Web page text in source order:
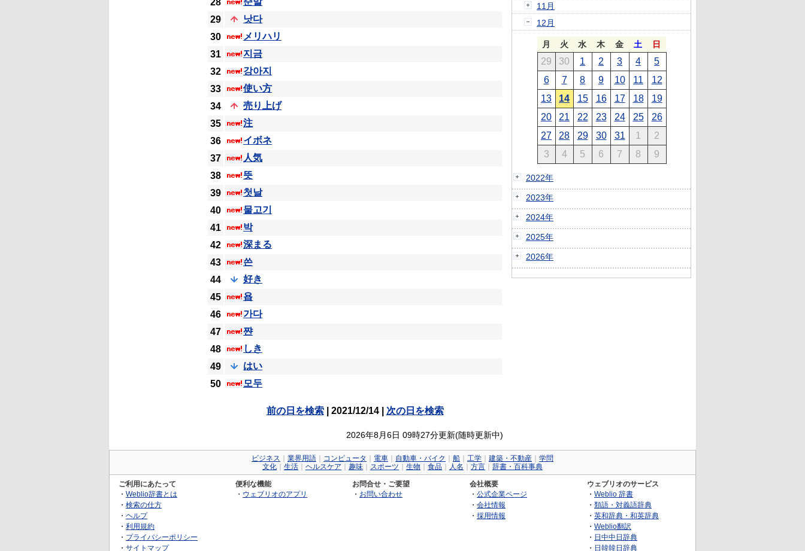
28
29
낫다
30
メリハリ
31
지금
32
강아지
33
使い方
34
売り上げ
35
注
36
イボネ
37
人気
38
뜻
39
첫날
40
물고기
41
박
42
深まる
43
쓴
44
好き
45
욥
46
가다
47
쨘
48
しき
49
はい
50
모두
前の日を検索| 2021/12/14 | 次の日を検索
2026年8月6日 09時27分更新(随時更新中)
11月
12月
月 火 水 木 金 土 日
29 30 1 2 3 4
5
6
7 8 9 10 11
12
13
14 15 16 17 18
19
20
21 22 23 24 25
26
27
28 29 30 31 1
2
3
4 5 6 7 8 9
2022年
2023年
2024年
2025年
2026年
ビジネス 業界用語 コンピュータ 電車 自動車・バイク 船 工学 建築・不動産
学問
文化
生活 ヘルスケア 趣味 スポーツ 生物 食品 人名 方言 辞書・百科事典
ご利用にあたって
・ Weblio辞書とは
・ 検索の仕方
・ ヘルプ
・ 利用規約
・ プライバシーポリシー
・ サイトマップ
便利な機能
・ ウェブリオのアプリ
お問合せ・ご要望
・ お問い合わせ
会社概要
・ 公式企業ページ
・ 会社情報
・ 採用情報
ウェブリオのサービス
・ Weblio 辞書
・ 類語・対義語辞典
・ 英和辞典・和英辞典
・ Weblio翻訳
・ 日中中日辞典
・ 日韓韓日辞典